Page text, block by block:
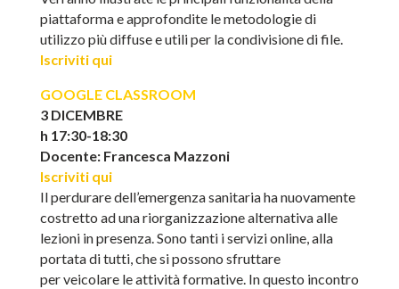
piattaforma e approfondite le metodologie di
utilizzo più diffuse e utili per la condivisione di file.
Iscriviti qui
GOOGLE CLASSROOM
3 DICEMBRE
h 17:30-18:30
Docente: Francesca Mazzoni
Iscriviti qui
Il perdurare dell’emergenza sanitaria ha nuovamente
costretto ad una riorganizzazione alternativa alle
lezioni in presenza. Sono tanti i servizi online, alla
portata di tutti, che si possono sfruttare
per veicolare le attività formative. In questo incontro